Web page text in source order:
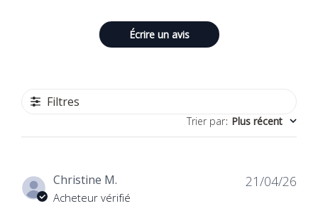
Écrire un avis
Filtres
Trier par: Plus récent
Christine M.
Acheteur vérifié
21/04/26